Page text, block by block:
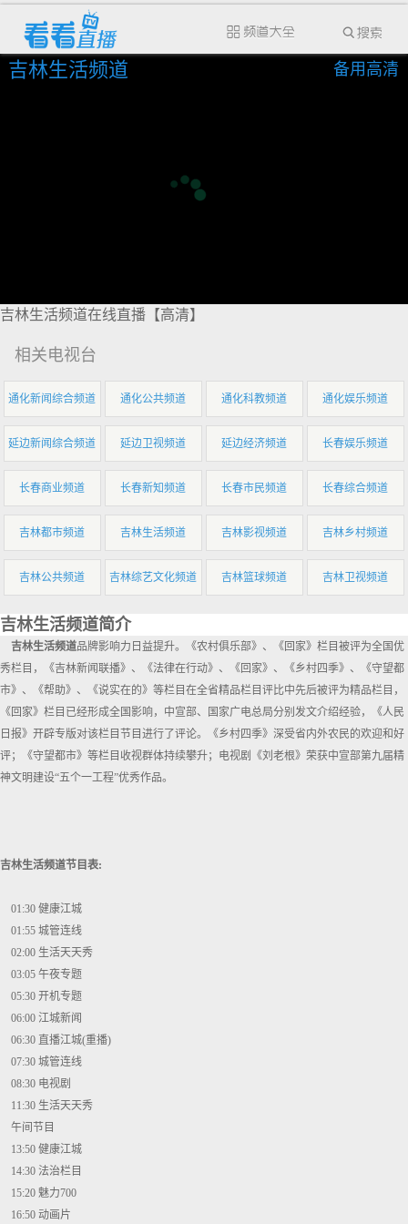
吉林生活频道 备用高清
吉林生活频道在线直播【高清】
相关电视台
通化新闻综合频道 通化公共频道 通化科教频道 通化娱乐频道
延边新闻综合频道 延边卫视频道 延边经济频道 长春娱乐频道
长春商业频道 长春新知频道 长春市民频道 长春综合频道
吉林都市频道 吉林生活频道 吉林影视频道 吉林乡村频道
吉林公共频道 吉林综艺文化频道 吉林篮球频道 吉林卫视频道
吉林生活频道简介
吉林生活频道品牌影响力日益提升。《农村俱乐部》、《回家》栏目被评为全国优
秀栏目，《吉林新闻联播》、《法律在行动》、《回家》、《乡村四季》、《守望都
市》、《帮助》、《说实在的》等栏目在全省精品栏目评比中先后被评为精品栏目，
《回家》栏目已经形成全国影响，中宣部、国家广电总局分别发文介绍经验，《人民
日报》开辟专版对该栏目节目进行了评论。《乡村四季》深受省内外农民的欢迎和好
评；《守望都市》等栏目收视群体持续攀升；电视剧《刘老根》荣获中宣部第九届精
神文明建设“五个一工程”优秀作品。
吉林生活频道节目表:
01:30 健康江城
01:55 城管连线
02:00 生活天天秀
03:05 午夜专题
05:30 开机专题
06:00 江城新闻
06:30 直播江城(重播)
07:30 城管连线
08:30 电视剧
11:30 生活天天秀
午间节目
13:50 健康江城
14:30 法治栏目
15:20 魅力700
16:50 动画片